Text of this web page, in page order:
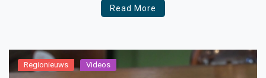
Read More
Regionieuws Videos